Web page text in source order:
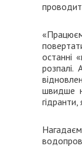
останні
швидше